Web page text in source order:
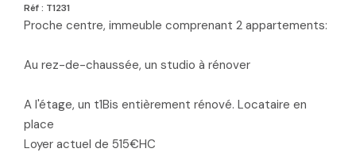
Réf : T1231
Proche centre, immeuble comprenant 2 appartements:
Au rez-de-chaussée, un studio à rénover
A l'étage, un t1Bis entièrement rénové. Locataire en
place
Loyer actuel de 515€HC